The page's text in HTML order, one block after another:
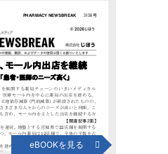
eBOOKを見る